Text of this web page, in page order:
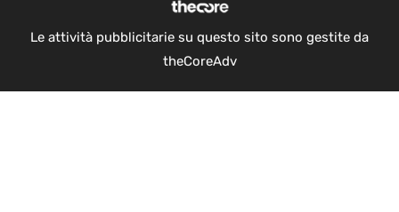
Le attività pubblicitarie su questo sito sono gestite da
theCoreAdv